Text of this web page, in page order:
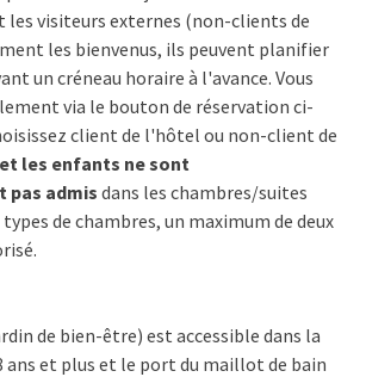
visiteurs externes (non-clients de
les bienvenus, ils peuvent planifier
un créneau horaire à l'avance. Vous
via le bouton de réservation ci-
client de l'hôtel ou non-client de
les enfants ne sont
pas admis dans les chambres/suites
de chambres, un maximum de deux
de bien-être) est accessible dans la
ans et plus et le port du maillot de bain